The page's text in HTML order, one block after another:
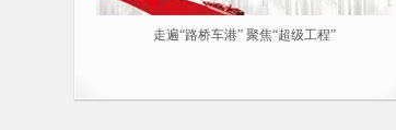
走遍“路桥车港” 聚焦“超级工程”